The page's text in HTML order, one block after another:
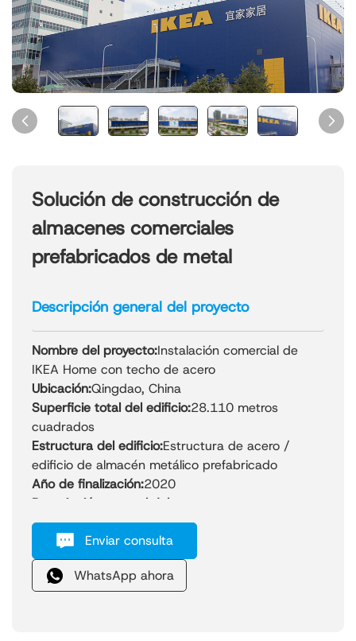
Solución de construcción de
almacenes comerciales
prefabricados de metal
Descripción general del proyecto
Nombre del proyecto:Instalación comercial de
IKEA Home con techo de acero
Ubicación:Qingdao, China
Superficie total del edificio:28.110 metros
cuadrados
Estructura del edificio:Estructura de acero /
edificio de almacén metálico prefabricado
Año de finalización:2020
Descripción general del proyecto:
El proyecto de la estructura metálica de la tienda
IKEA Home forma parte de la expansión global
de la empresa sueca líder en el sector del
mueble y la decoración del hogar, uno de los
Enviar consulta
WhatsApp ahora